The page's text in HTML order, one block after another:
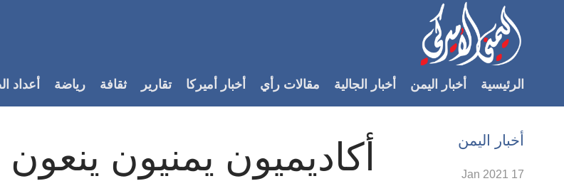
Accessibility
الرئيسي
الأقسام
الرئيسية
الرئيسية أخبار اليمن أخبار الجالية مقالات رأي أخبار أميركا تقارير ثقافة رياضة أعداد
أخبار اليمن
أكاديميون يمنيون
17 Jan 2021